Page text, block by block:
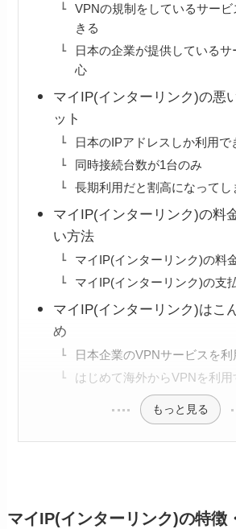
VPNの規制をしているサー
きる
日本の企業が提供している
心
マイIP(インターリンク)の悪
ット
日本のIPアドレスしか利用で
同時接続台数が1台のみ
長期利用だと割高になってし
マイIP(インターリンク)の料
い方法
マイIP(インターリンク)の料
マイIP(インターリンク)の支
マイIP(インターリンク)はこ
め
日本企業のVPNサービスを利
はじめて海外からVPNを利用
もっと見る
マイIP(インターリンク)の特徴